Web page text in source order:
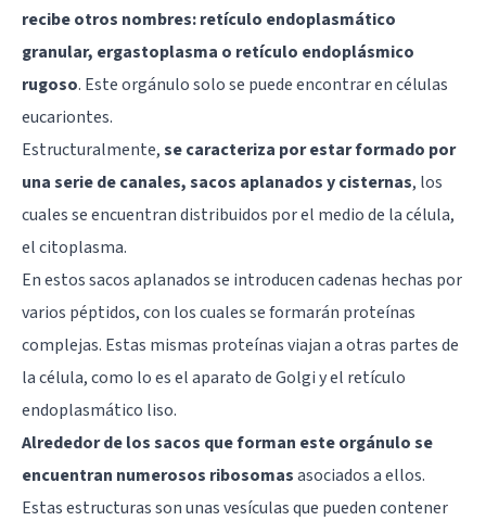
recibe otros nombres: retículo endoplasmático
granular, ergastoplasma o retículo endoplásmico
rugoso. Este orgánulo solo se puede encontrar encélulas
eucariontes.
Estructuralmente,se caracteriza por estar formado por
una serie de canales, sacos aplanados y cisternas, los
cuales se encuentran distribuidos por el medio de la célula,
el citoplasma.
En estos sacos aplanados se introducen cadenas hechas por
varios péptidos, con los cuales se formarán proteínas
complejas. Estas mismas proteínas viajan a otras partes de
la célula, como lo es el aparato de Golgi y el retículo
endoplasmático liso.
Alrededor de los sacos que forman este orgánulo se
encuentran numerosos ribosomasasociados a ellos.
Estas estructuras son unas vesículas que pueden contener